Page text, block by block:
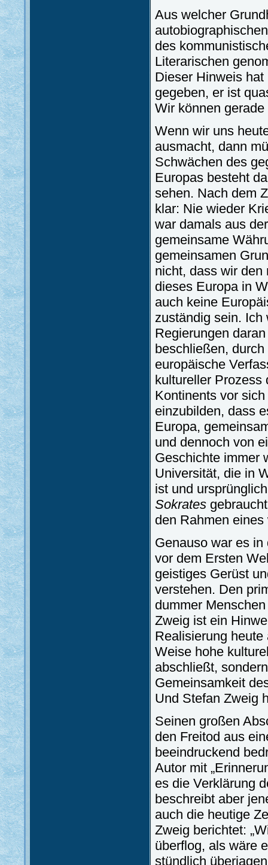
Aus welcher
des
Literarischen
Dieser Hinweis
gegeben, er ist
Wir können
Wenn wir uns
ausmacht, dann
Schwächen des
Europas besteht
sehen. Nach dem
klar: Nie wieder
war damals aus
gemeinsame
gemeinsamen
nicht, dass wir
dieses Europa in
auch keine
zuständig sein. Ich
Regierungen
beschließen,
europäische
kultureller Prozess
Kontinents vor
einzubilden, dass
Europa,
und dennoch von
Geschichte immer
Universität, die in
ist und
Sokrates
den Rahmen
Genauso war es
vor dem Ersten
geistiges Gerüst
verstehen. Den
dummer
Zweig ist ein
Realisierung
Weise hohe
abschließt,
Gemeinsamkeit
Und Stefan Zweig
Seinen großen
den Freitod aus
beeindruckend
Autor mit
es die Verklärung
beschreibt aber
auch die heutige
Zweig berichtet:
überflog, als wäre
stündlich